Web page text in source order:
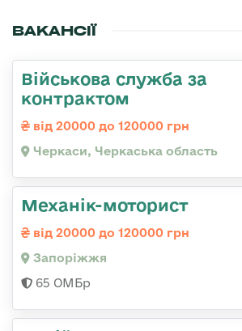
ВАКАНСІЇ
Військова служба за
контрактом
від 20000 до 120000 грн
Черкаси, Черкаська область
Механік-моторист
від 20000 до 120000 грн
Запоріжжя
65 ОМБр